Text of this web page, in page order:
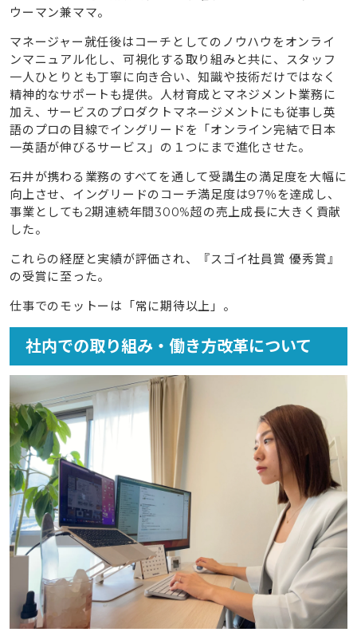
ウーマン兼ママ。
マネージャー就任後はコーチとしてのノウハウをオンライ
ンマニュアル化し、可視化する取り組みと共に、スタッフ
一人ひとりとも丁寧に向き合い、知識や技術だけではなく
精神的なサポートも提供。人材育成とマネジメント業務に
加え、サービスのプロダクトマネージメントにも従事し英
語のプロの目線でイングリードを「オンライン完結で日本
一英語が伸びるサービス」の１つにまで進化させた。
石井が携わる業務のすべてを通して受講生の満足度を大幅に
向上させ、イングリードのコーチ満足度は97％を達成し、
事業としても2期連続年間300%超の売上成長に大きく貢献
した。
これらの経歴と実績が評価され、『スゴイ社員賞 優秀賞』
の受賞に至った。
仕事でのモットーは「常に期待以上」。
社内での取り組み・働き方改革について